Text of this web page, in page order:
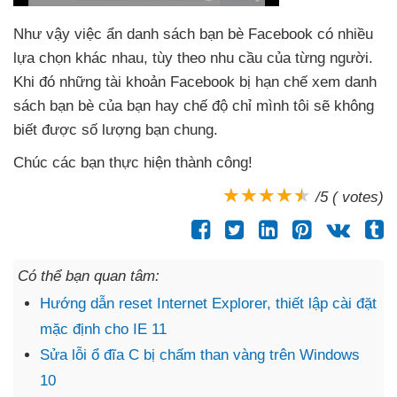
Như vậy việc ẩn danh sách bạn bè Facebook có nhiều
lựa chọn khác nhau, tùy theo nhu cầu của từng người.
Khi đó những tài khoản Facebook bị hạn chế xem danh
sách bạn bè của bạn hay chế độ chỉ mình tôi sẽ không
biết được số lượng bạn chung.
Chúc các bạn thực hiện thành công!
/5 ( votes)
Có thể bạn quan tâm:
Hướng dẫn reset Internet Explorer, thiết lập cài đặt
mặc định cho IE 11
Sửa lỗi ổ đĩa C bị chấm than vàng trên Windows
10